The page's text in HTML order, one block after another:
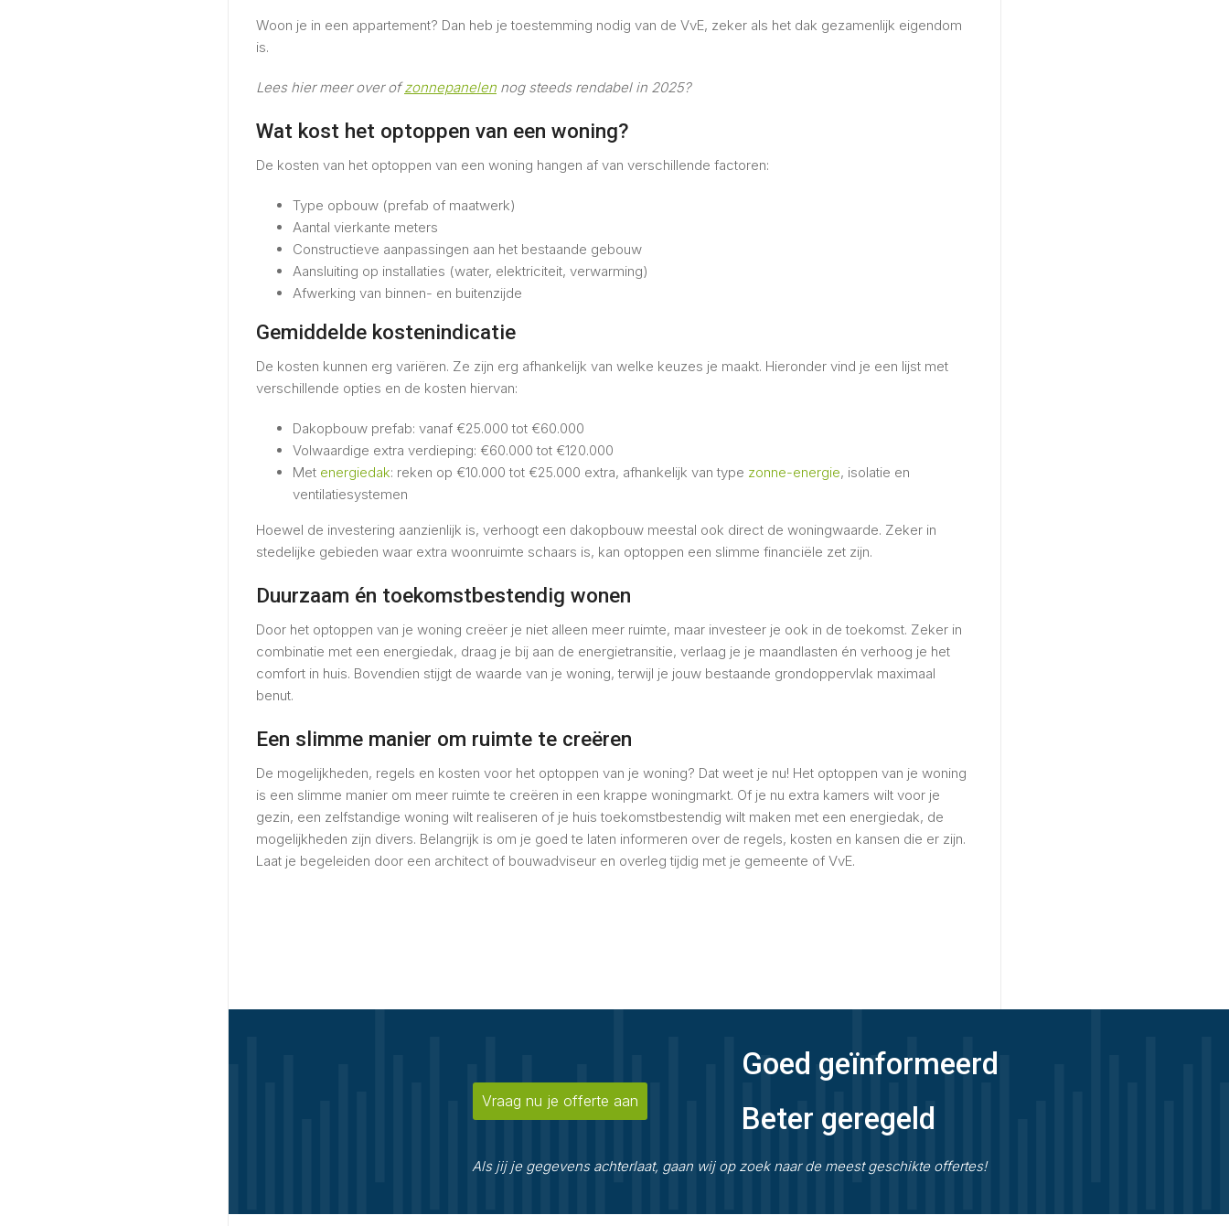
Woon je in een appartement? Dan heb je toestemming nodig van de VvE, zeker als het dak gezamenlijk eigendom
is.
Lees hier meer over ofzonnepanelen nog steeds rendabel in 2025?
Wat kost het optoppen van een woning?
De kosten van het optoppen van een woning hangen af van verschillende factoren:
Type opbouw (prefab of maatwerk)
Aantal vierkante meters
Constructieve aanpassingen aan het bestaande gebouw
Aansluiting op installaties (water, elektriciteit, verwarming)
Afwerking van binnen- en buitenzijde
Gemiddelde kostenindicatie
De kosten kunnen erg variëren. Ze zijn erg afhankelijk van welke keuzes je maakt. Hieronder vind je een lijst met
verschillende opties en de kosten hiervan:
Dakopbouw prefab: vanaf €25.000 tot €60.000
Volwaardige extra verdieping: €60.000 tot €120.000
Met energiedak: reken op €10.000 tot €25.000 extra, afhankelijk van type zonne-energie, isolatie en
ventilatiesystemen
Hoewel de investering aanzienlijk is, verhoogt een dakopbouw meestal ook direct de woningwaarde. Zeker in
stedelijke gebieden waar extra woonruimte schaars is, kan optoppen een slimme financiële zet zijn.
Duurzaam én toekomstbestendig wonen
Door het optoppen van je woning creëer je niet alleen meer ruimte, maar investeer je ook in de toekomst. Zeker in
combinatie met een energiedak, draag je bij aan de energietransitie, verlaag je je maandlasten én verhoog je het
comfort in huis. Bovendien stijgt de waarde van je woning, terwijl je jouw bestaande grondoppervlak maximaal
benut.
Een slimme manier om ruimte te creëren
De mogelijkheden, regels en kosten voor het optoppen van je woning? Dat weet je nu! Het optoppen van je woning
is een slimme manier om meer ruimte te creëren in een krappe woningmarkt. Of je nu extra kamers wilt voor je
gezin, een zelfstandige woning wilt realiseren of je huis toekomstbestendig wilt maken met een energiedak, de
mogelijkheden zijn divers. Belangrijk is om je goed te laten informeren over de regels, kosten en kansen die er zijn.
Laat je begeleiden door een architect of bouwadviseur en overleg tijdig met je gemeente of VvE.
Vraag nu je offerte aan
Goed geïnformeerd
Beter geregeld
Als jij je gegevens achterlaat, gaan wij op zoek naar de meest geschikte offertes!